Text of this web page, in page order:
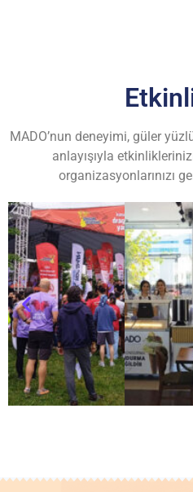
MADO’nun deneyimi, güler
anlayışıyla
organizasyonlarınızı